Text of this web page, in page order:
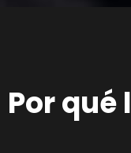
Por qué